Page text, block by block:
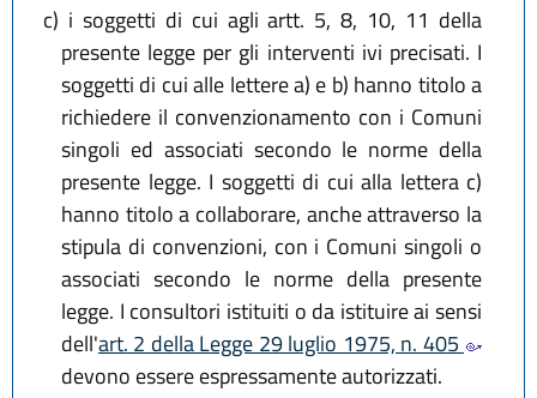
c) i soggetti di cui agli artt. 5, 8, 10, 11 della
presente legge per gli interventi ivi precisati. I
soggetti di cui alle lettere a) e b) hanno titolo a
richiedere il convenzionamento con i Comuni
singoli ed associati secondo le norme della
presente legge. I soggetti di cui alla lettera c)
hanno titolo a collaborare, anche attraverso la
stipula di convenzioni, con i Comuni singoli o
associati secondo le norme della presente
legge. I consultori istituiti o da istituire ai sensi
dell'art. 2 della Legge 29 luglio 1975, n. 405
devono essere espressamente autorizzati.